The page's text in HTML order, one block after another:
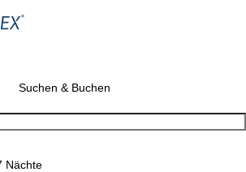
Suchen & Buchen
Nächte